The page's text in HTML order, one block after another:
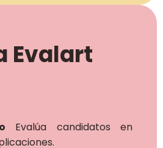
Evalart
Evalúa candidatos en